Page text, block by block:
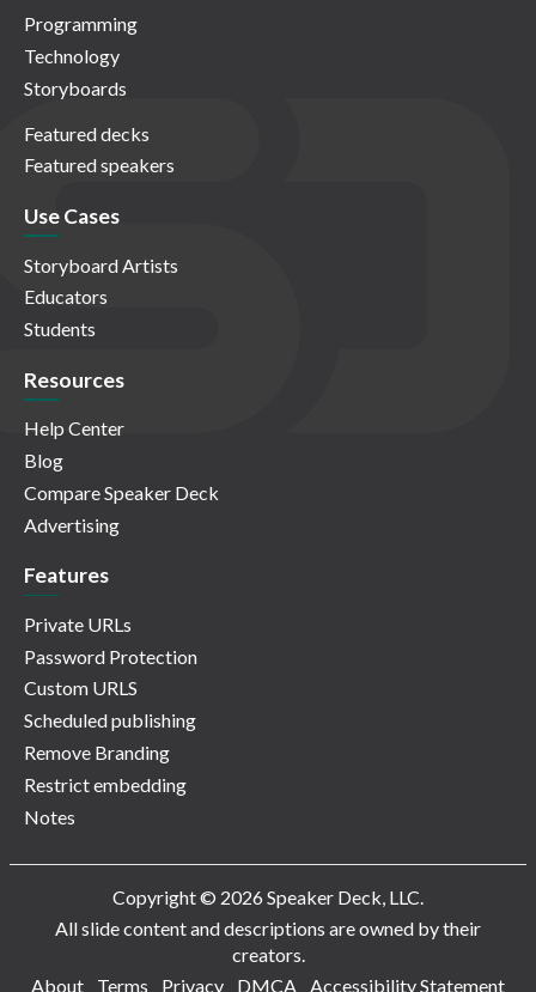
Programming
Technology
Storyboards
Featured decks
Featured speakers
Use Cases
Storyboard Artists
Educators
Students
Resources
Help Center
Blog
Compare Speaker Deck
Advertising
Features
Private URLs
Password Protection
Custom URLS
Scheduled publishing
Remove Branding
Restrict embedding
Notes
Copyright © 2026 Speaker Deck, LLC.
All slide content and descriptions are owned by their
creators.
About
Terms Privacy DMCA Accessibility Statement